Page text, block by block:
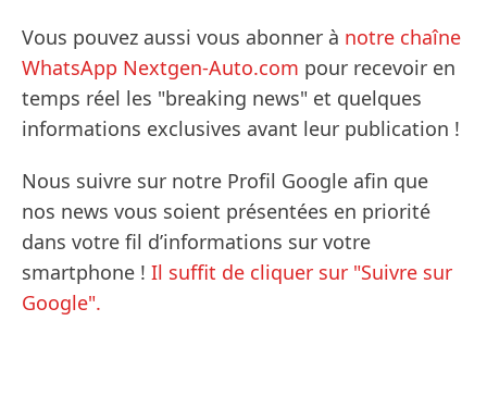
Vous pouvez aussi vous abonner à notre chaîne
WhatsApp Nextgen-Auto.com pour recevoir en
temps réel les "breaking news" et quelques
informations exclusives avant leur publication !
Nous suivre sur notre Profil Google afin que
nos news vous soient présentées en priorité
dans votre fil d’informations sur votre
smartphone ! Il suffit de cliquer sur "Suivre sur
Google".